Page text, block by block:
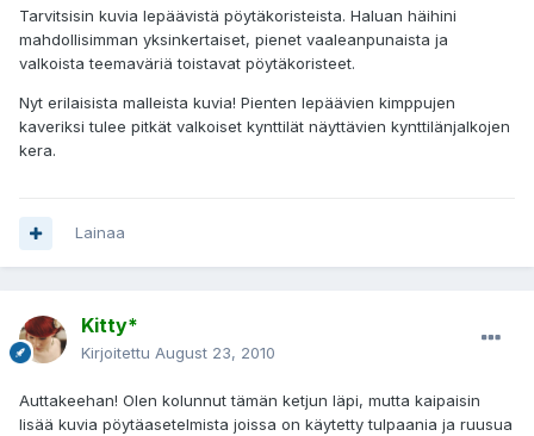
Tarvitsisin kuvia lepäävistä pöytäkoristeista. Haluan häihini
mahdollisimman yksinkertaiset, pienet vaaleanpunaista ja
valkoista teemaväriä toistavat pöytäkoristeet.
Nyt erilaisista malleista kuvia! Pienten lepäävien kimppujen
kaveriksi tulee pitkät valkoiset kynttilät näyttävien kynttilänjalkojen
kera.
Lainaa
Kitty*
Kirjoitettu August 23, 2010
Auttakeehan! Olen kolunnut tämän ketjun läpi, mutta kaipaisin
lisää kuvia pöytäasetelmista joissa on käytetty tulpaania ja ruusua